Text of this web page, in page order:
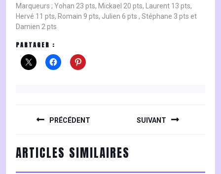
Marqueurs ; Yohan 23 pts, Mickael 20 pts, Laurent 13 pts,
Hervé 11 pts, Romain 9 pts, Julien 6 pts , Stéphane 3 pts et
Damien 2 pts
PARTAGER :
PRÉCÉDENT
post:
SUIVANT
post:
ARTICLES SIMILAIRES